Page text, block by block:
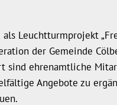
Leuchtturmprojekt
der Gemeinde
sind ehrenamtliche
Angebote zu